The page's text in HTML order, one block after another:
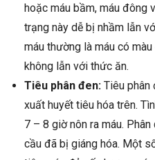
hoặc máu bầm, máu đông
trạng này dễ bị nhầm lẫn
máu thường là máu có
không lẫn với thức ăn.
Tiêu phân đen: Tiêu phân
xuất huyết tiêu hóa trên.
7 – 8 giờ nôn ra máu.
cầu đã bị giáng hóa. Một